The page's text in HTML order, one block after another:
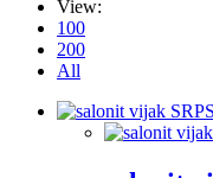
View:
100
200
All